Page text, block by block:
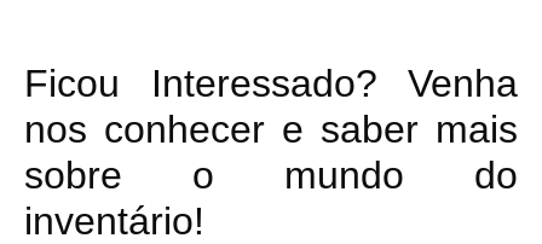
Ficou Interessado? Venha
nos conhecer e saber mais
sobre o mundo do
inventário!